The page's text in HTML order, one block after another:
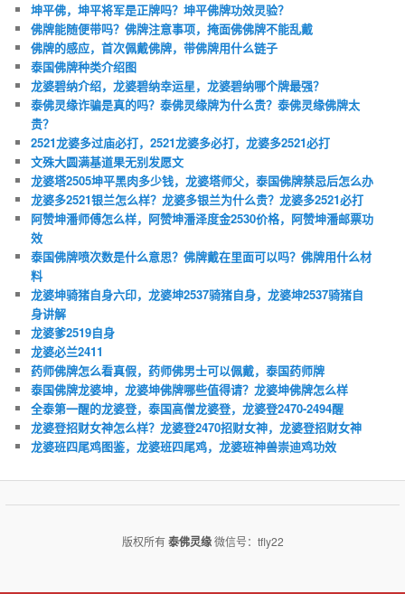
坤平佛，坤平将军是正牌吗？坤平佛牌功效灵验？
佛牌能随便带吗？佛牌注意事项，掩面佛佛牌不能乱戴
佛牌的感应，首次佩戴佛牌，带佛牌用什么链子
泰国佛牌种类介绍图
龙婆碧纳介绍，龙婆碧纳幸运星，龙婆碧纳哪个牌最强？
泰佛灵缘诈骗是真的吗？泰佛灵缘牌为什么贵？泰佛灵缘佛牌太
贵？
2521龙婆多过庙必打，2521龙婆多必打，龙婆多2521必打
文殊大圆满基道果无别发愿文
龙婆塔2505坤平黑肉多少钱，龙婆塔师父，泰国佛牌禁忌后怎么办
龙婆多2521银兰怎么样？龙婆多银兰为什么贵？龙婆多2521必打
阿赞坤潘师傅怎么样，阿赞坤潘泽度金2530价格，阿赞坤潘邮票功
效
泰国佛牌喷次数是什么意思？佛牌戴在里面可以吗？佛牌用什么材
料
龙婆坤骑猪自身六印，龙婆坤2537骑猪自身，龙婆坤2537骑猪自
身讲解
龙婆爹2519自身
龙婆必兰2411
药师佛牌怎么看真假，药师佛男士可以佩戴，泰国药师牌
泰国佛牌龙婆坤，龙婆坤佛牌哪些值得请？龙婆坤佛牌怎么样
全泰第一醒的龙婆登，泰国高僧龙婆登，龙婆登2470-2494醒
龙婆登招财女神怎么样？龙婆登2470招财女神，龙婆登招财女神
龙婆班四尾鸡图鉴，龙婆班四尾鸡，龙婆班神兽崇迪鸡功效
版权所有泰佛灵缘微信号：tfly22